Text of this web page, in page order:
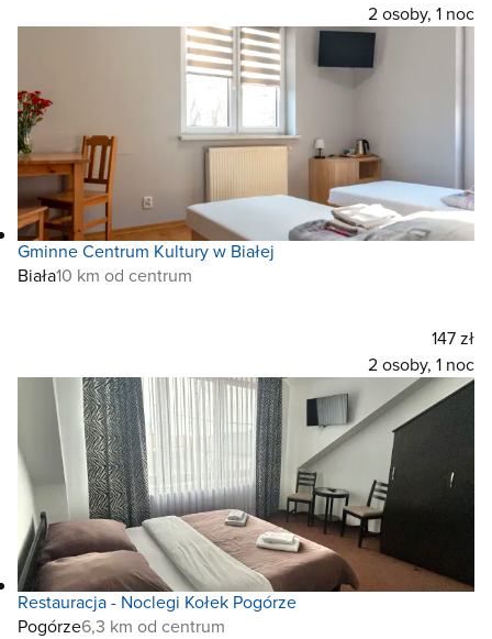
2 osoby, 1 noc
Gminne Centrum Kultury w Białej
Biała10 km od centrum
147 zł
2 osoby, 1 noc
Restauracja - Noclegi Kołek Pogórze
Pogórze6,3 km od centrum